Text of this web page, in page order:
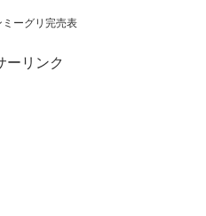
ーグリ完売表
ーリンク